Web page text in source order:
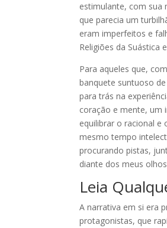
estimulante, com sua
que parecia um
eram imperfeitos e
Religiões da Suástica
Para aqueles que,
banquete suntuoso
para trás na
coração e mente, um
equilibrar o racional e
mesmo tempo
procurando pistas,
diante dos meus
Leia
A narrativa em si era
protagonistas, que